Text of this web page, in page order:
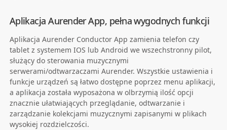
Aplikacja Aurender App, pełna wygodnych funkcji
Aplikacja Aurender Conductor App zamienia telefon czy
tablet z systemem IOS lub Android we wszechstronny pilot,
służący do sterowania muzycznymi
serwerami/odtwarzaczami Aurender. Wszystkie ustawienia i
funkcje urządzeń są łatwo dostępne poprzez menu aplikacji,
a aplikacja została wyposażona w olbrzymią ilość opcji
znacznie ułatwiających przeglądanie, odtwarzanie i
zarządzanie kolekcjami muzycznymi zapisanymi w plikach
wysokiej rozdzielczości.